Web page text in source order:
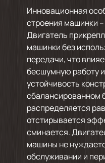
Инновационная
строения машинки
Двигатель
машинки без
передачи, что
бесшумную работу
устойчивость
сбалансированном
распределяется
отстирывается
сминается.
машины не
обслуживании и